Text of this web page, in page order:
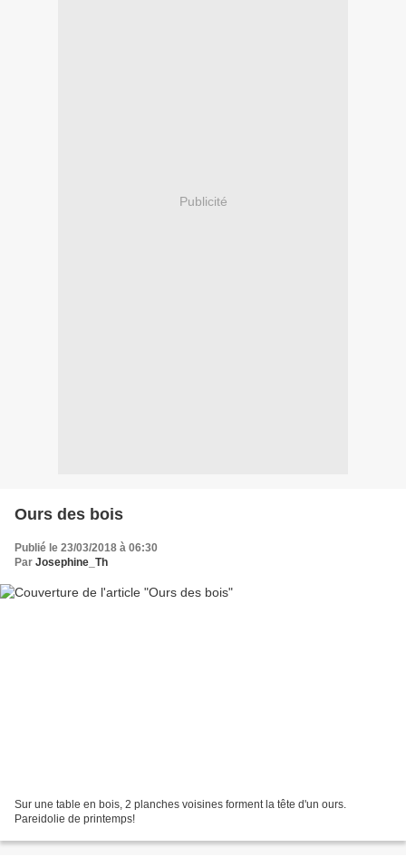
Publicité
Ours des bois
Publié le 23/03/2018 à 06:30
Par Josephine_Th
Sur une table en bois, 2 planches voisines forment la tête d'un ours.
Pareidolie de printemps!